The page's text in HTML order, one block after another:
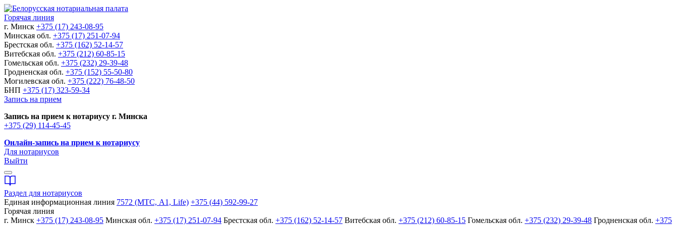
Горячая линия
г. Минск +375 (17) 243-08-95
Минская обл. +375 (17) 251-07-94
Брестская обл. +375 (162) 52-14-57
Витебская обл. +375 (212) 60-85-15
Гомельская обл. +375 (232) 29-39-48
Гродненская обл. +375 (152) 55-50-80
Могилевская обл. +375 (222) 76-48-50
БНП +375 (17) 323-59-34
Запись на прием
Запись на прием к нотариусу г. Минска
+375 (29) 114-45-45
Онлайн-запись на прием к нотариусу
Для нотариусов
Выйти
Раздел для нотариусов
Единая информационная линия 7572 (МТС, A1, Life) +375 (44) 592-99-27
Горячая линия
г. Минск +375 (17) 243-08-95 Минская обл. +375 (17) 251-07-94 Брестская обл. +375 (162) 52-14-57 Витебская обл. +375 (212) 60-85-15 Гомельская обл. +375 (232) 29-39-48 Гродненская обл. +375